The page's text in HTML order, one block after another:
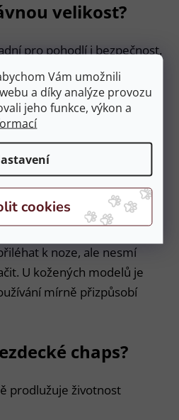
Vám umožnili
a díky analýze provozu
jeho funkce, výkon a
velikost?
pro pohodlí i bezpečnost.
sledovat:
kterou budete chaps
k noze, ale nesmí
U kožených modelů je
mírně přizpůsobí
chaps?
prodlužuje životnost